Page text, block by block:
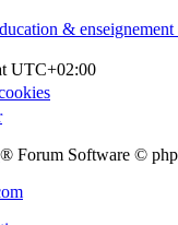
& enseignement
UTC+02:00
® Forum Software ©